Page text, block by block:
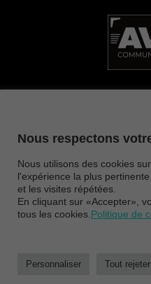
CONTACT MENTIONS
PRESSE MECENAT
Nous respectons
Nous utilisons des cookies
l'expérience la plus
et les visites répétées.
En cliquant sur «Accepter»,
tous les cookies. Politique de
Personnaliser Tout rejeter